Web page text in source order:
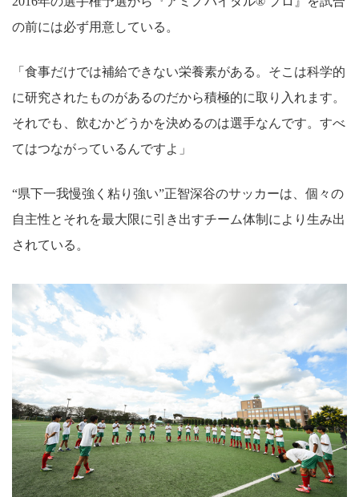
の前には必ず用意している。
「食事だけでは補給できない栄養素がある。そこは科学的
に研究されたものがあるのだから積極的に取り入れます。
それでも、飲むかどうかを決めるのは選手なんです。すべ
てはつながっているんですよ」
“県下一我慢強く粘り強い”正智深谷のサッカーは、個々の
自主性とそれを最大限に引き出すチーム体制により生み出
されている。